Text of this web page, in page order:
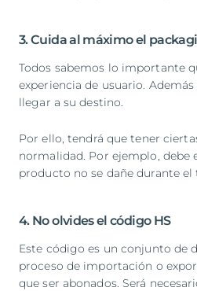
3. Cuida al máximo el
Todos sabemos lo importante
experiencia de usuario.
llegar a su destino.
Por ello, tendrá que tener
normalidad. Por ejemplo, debe
producto no se dañe durante el
4. No olvides el código HS
Este código es un conjunto de
proceso de importación o
que ser abonados. Será